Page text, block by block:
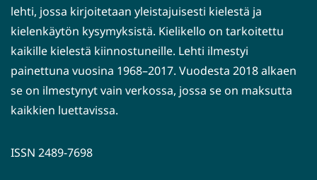
lehti, jossa kirjoitetaan yleistajuisesti kielestä ja
kielenkäytön kysymyksistä. Kielikello on tarkoitettu
kaikille kielestä kiinnostuneille. Lehti ilmestyi
painettuna vuosina 1968–2017. Vuodesta 2018 alkaen
se on ilmestynyt vain verkossa, jossa se on maksutta
kaikkien luettavissa.
ISSN 2489-7698